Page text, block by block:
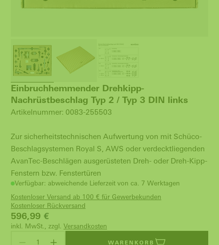
Einbruchhemmender Drehkipp-
Nachrüstbeschlag Typ 2 / Typ 3 DIN links
Artikelnummer: 0083-255503
Zur sicherheitstechnischen Aufwertung von mit Schüco-
Beschlagsystemen Royal S, AWS oder verdecktliegenden
AvanTec-Beschlägen ausgerüsteten Dreh- oder Dreh-Kipp-
Fenstern bzw. Fenstertüren
Verfügbar: abweichende Lieferzeit von ca. 7 Werktagen
Kostenloser Versand ab 100 € für Gewerbekunden
Kostenloser Rückversand
596,99 €
inkl. MwSt., zzgl. Versandkosten
WARENKORB